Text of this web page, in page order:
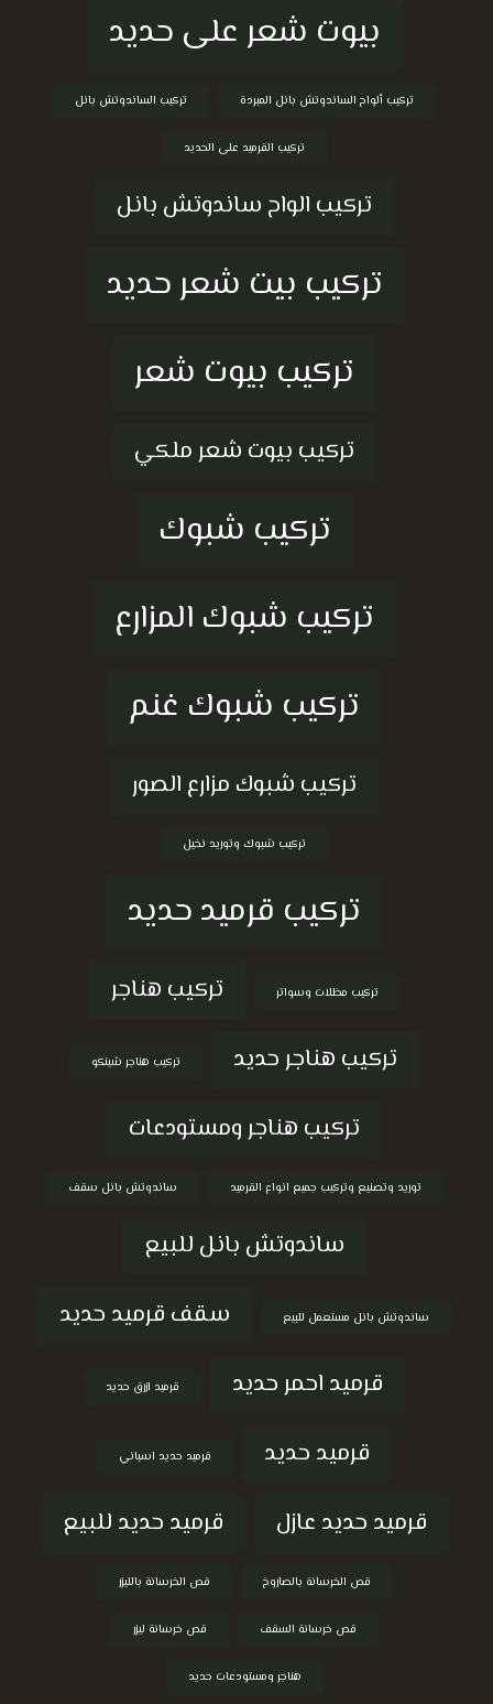
بيوت شعر على حديد
تركيب ألواح الساندوتش بانل المبردة تركيب الساندوتش بانل
تركيب القرميد على الحديد
تركيب الواح ساندوتش بانل
تركيب بيت شعر حديد
تركيب بيوت شعر
تركيب بيوت شعر ملكي
تركيب شبوك
تركيب شبوك المزارع
تركيب شبوك غنم
تركيب شبوك مزارع الصور
تركيب شبوك وتوريد نخيل
تركيب قرميد حديد
تركيب مظلات وسواتر
تركيب هناجر
تركيب هناجر حديد
تركيب هناجر شينكو
تركيب هناجر ومستودعات
توريد وتصنيع وتركيب جميع انواع القرميد ساندوتش بانل سقف
ساندوتش بانل للبيع
ساندوتش بانل مستعمل للبيع
سقف قرميد حديد
قرميد احمر حديد
قرميد ازرق حديد
قرميد حديد قرميد حديد اسباني
قرميد حديد عازل قرميد حديد للبيع
قص الخرسانة بالصاروخ قص الخرسانة بالليزر
قص خرسانة السقف قص خرسانة ليزر
هناجر ومستودعات حديد